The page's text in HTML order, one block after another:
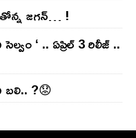
జ‌గ‌న్‌… !
‘ .. ఏప్రిల్ 3 రిలీజ్ ..
బలి.. ?😟